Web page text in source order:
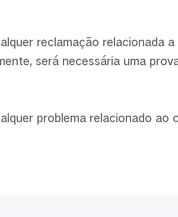
reclamação relacionada
será necessária uma
problema relacionado